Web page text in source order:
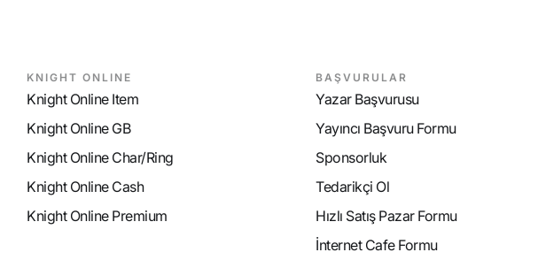
KNIGHT ONLINE
Knight Online Item
Knight Online GB
Knight Online Char/Ring
Knight Online Cash
Knight Online Premium
BAŞVURULAR
Yazar Başvurusu
Yayıncı Başvuru Formu
Sponsorluk
Tedarikçi Ol
Hızlı Satış Pazar Formu
İnternet Cafe Formu